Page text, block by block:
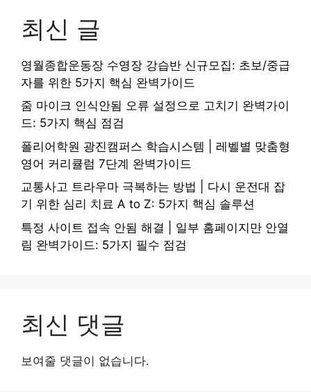
최신 글
영월종합운동장 수영장 강습반 신규모집: 초보/중급
자를 위한 5가지 핵심 완벽가이드
줌 마이크 인식안됨 오류 설정으로 고치기 완벽가이
드: 5가지 핵심 점검
폴리어학원 광진캠퍼스 학습시스템 | 레벨별 맞춤형
영어 커리큘럼 7단계 완벽가이드
교통사고 트라우마 극복하는 방법 | 다시 운전대 잡
기 위한 심리 치료 A to Z: 5가지 핵심 솔루션
특정 사이트 접속 안됨 해결 | 일부 홈페이지만 안열
림 완벽가이드: 5가지 필수 점검
최신 댓글
보여줄 댓글이 없습니다.